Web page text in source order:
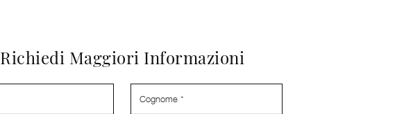
Richiedi Maggiori Informazioni